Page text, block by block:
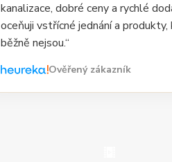
kanalizace, dobré ceny a rychlé
oceňuji vstřícné jednání a
běžně nejsou.“
Ověřený zákazník